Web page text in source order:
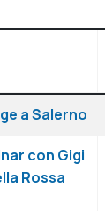
a Salerno
con Gigi
Rossa